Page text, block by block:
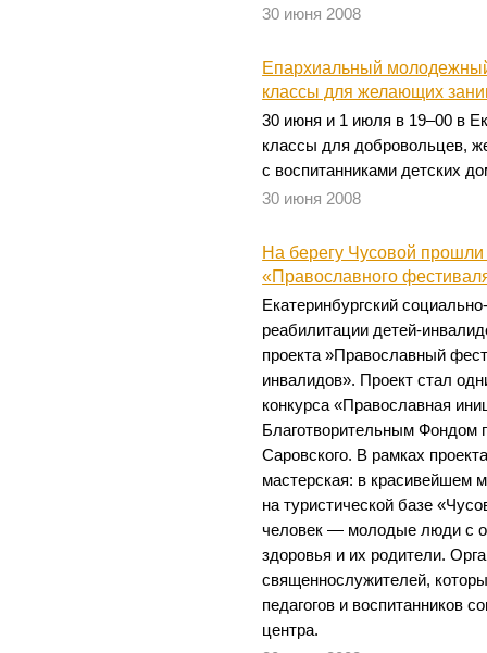
30 июня 2008
Епархиальный
классы для желающих
30 июня и 1 июля в 19–00 в
классы для добровольцев,
с воспитанниками детских
30 июня 2008
На берегу Чусовой
«Православного
Екатеринбургский
реабилитации детей-
проекта »Православный
инвалидов». Проект стал
конкурса «Православная
Благотворительным Фондом
Саровского. В рамках
мастерская: в красивейшем
на туристической базе
человек — молодые люди с
здоровья и их родители.
священнослужителей,
педагогов и воспитанников
центра.